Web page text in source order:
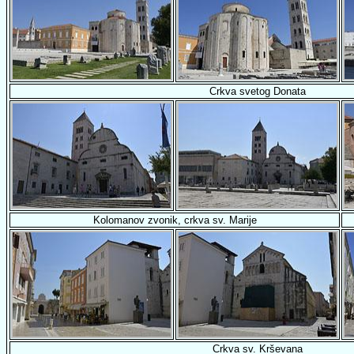
Crkva svetog Donata
Kolomanov zvonik, crkva sv. Marije
Crkva sv. Krševana